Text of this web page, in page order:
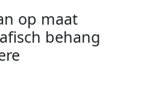
op maat
behang